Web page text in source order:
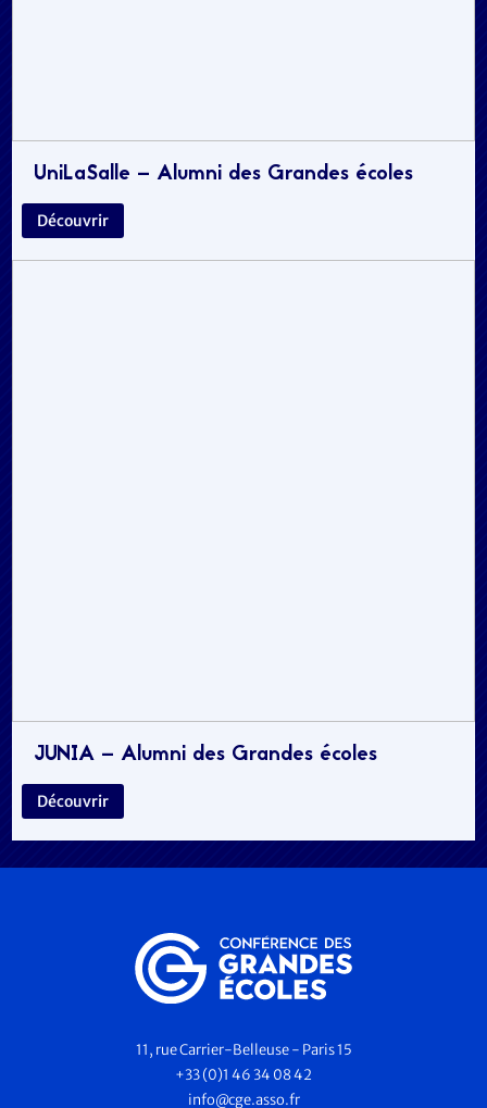
UniLaSalle – Alumni des Grandes écoles
Découvrir
JUNIA – Alumni des Grandes écoles
Découvrir
11, rue Carrier-Belleuse - Paris 15
+33 (0)1 46 34 08 42
info@cge.asso.fr